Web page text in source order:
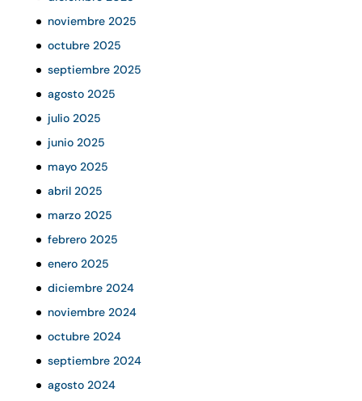
noviembre 2025
octubre 2025
septiembre 2025
agosto 2025
julio 2025
junio 2025
mayo 2025
abril 2025
marzo 2025
febrero 2025
enero 2025
diciembre 2024
noviembre 2024
octubre 2024
septiembre 2024
agosto 2024